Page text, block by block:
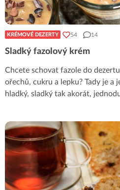
KRÉMOVÉ DEZERTY 54 14
Sladký fazolový krém
Chcete schovat fazole do
ořechů, cukru a lepku? Tady je a
hladký, sladký tak akorát,